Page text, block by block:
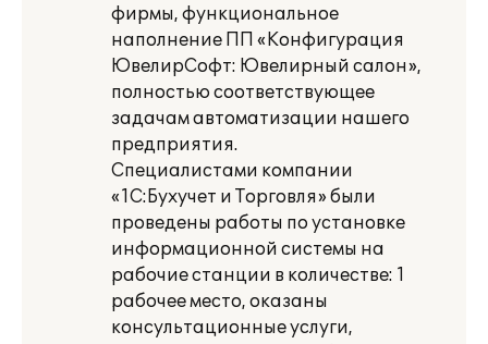
фирмы, функциональное
наполнение ПП «Конфигурация
ЮвелирСофт: Ювелирный салон»,
полностью соответствующее
задачам автоматизации нашего
предприятия.
Специалистами компании
«1С:Бухучет и Торговля» были
проведены работы по установке
информационной системы на
рабочие станции в количестве: 1
рабочее место, оказаны
консультационные услуги,